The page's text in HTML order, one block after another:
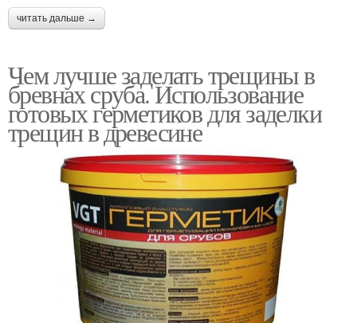
читать дальше →
Чем лучше заделать трещины в
бревнах сруба. Использование
готовых герметиков для заделки
трещин в древесине